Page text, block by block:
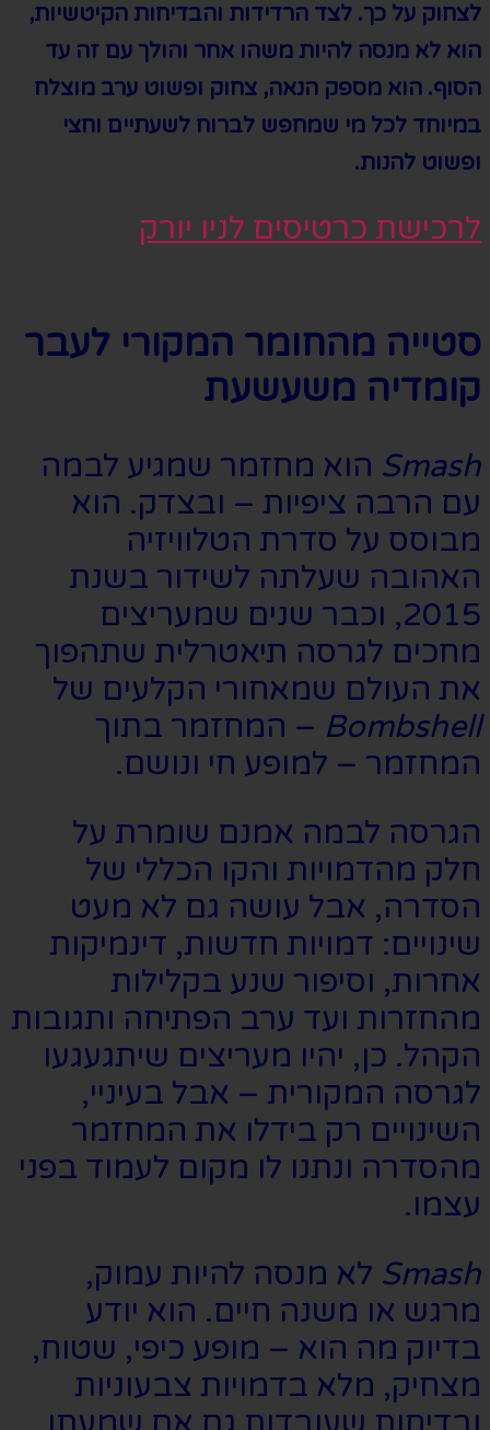
לצחוק על כך. לצד הרדידות והבדיחות הקיטשיות,
הוא לא מנסה להיות משהו אחר והולך עם זה עד
הסוף. הוא מספק הנאה, צחוק ופשוט ערב מוצלח
במיוחד לכל מי שמחפש לברוח לשעתיים וחצי
ופשוט להנות.
לרכישת כרטיסים לניו יורק
סטייה מהחומר המקורי לעבר
קומדיה משעשעת
Smash הוא מחזמר שמגיע לבמה
עם הרבה ציפיות – ובצדק. הוא
מבוסס על סדרת הטלוויזיה
האהובה שעלתה לשידור בשנת
2015, וכבר שנים שמעריצים
מחכים לגרסה תיאטרלית שתהפוך
את העולם שמאחורי הקלעים של
Bombshell – המחזמר בתוך
המחזמר – למופע חי ונושם.
הגרסה לבמה אמנם שומרת על
חלק מהדמויות והקו הכללי של
הסדרה, אבל עושה גם לא מעט
שינויים: דמויות חדשות, דינמיקות
אחרות, וסיפור שנע בקלילות
מהחזרות ועד ערב הפתיחה ותגובות
הקהל. כן, יהיו מעריצים שיתגעגעו
לגרסה המקורית – אבל בעיניי,
השינויים רק בידלו את המחזמר
מהסדרה ונתנו לו מקום לעמוד בפני
עצמו.
Smash לא מנסה להיות עמוק,
מרגש או משנה חיים. הוא יודע
בדיוק מה הוא – מופע כיפי, שטוח,
מצחיק, מלא בדמויות צבעוניות